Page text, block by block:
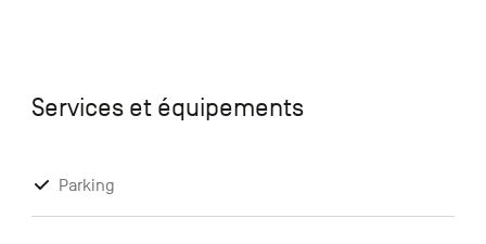
Services et équipements
Parking